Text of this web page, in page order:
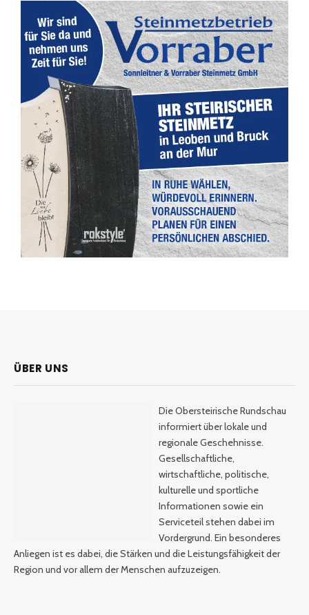
ÜBER UNS
Die Obersteirische Rundschau
informiert über lokale und
regionale Geschehnisse.
Gesellschaftliche,
wirtschaftliche, politische,
kulturelle und sportliche
Informationen sowie ein
Serviceteil stehen dabei im
Vordergrund. Ein besonderes
Anliegen ist es dabei, die Stärken und die Leistungsfähigkeit der
Region und vor allem der Menschen aufzuzeigen.